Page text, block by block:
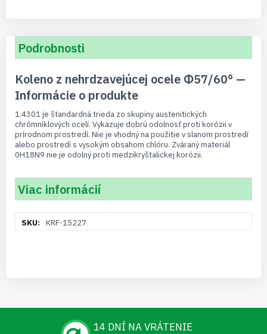
Podrobnosti
Koleno z nehrdzavejúcej ocele Φ57/60° —
Informácie o produkte
1.4301 je štandardná trieda zo skupiny austenitických
chrómniklových ocelí. Vykazuje dobrú odolnosť proti korózii v
prírodnom prostredí. Nie je vhodný na použitie v slanom prostredí
alebo prostredí s vysokým obsahom chlóru. Zváraný materiál
0H18N9 nie je odolný proti medzikryštalickej korózii.
Viac informácií
informáciíKRF-15227
14 DNÍ NA VRÁTENIE